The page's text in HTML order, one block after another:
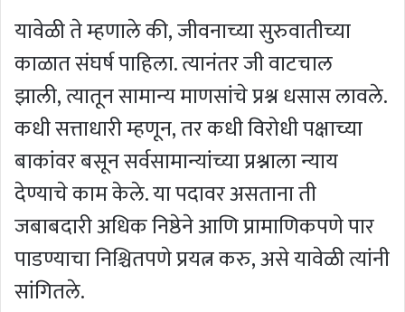
यावेळी ते म्हणाले की, जीवनाच्या सुरुवातीच्या
काळात संघर्ष पाहिला. त्यानंतर जी वाटचाल
झाली, त्यातून सामान्य माणसांचे प्रश्न धसास लावले.
कधी सत्ताधारी म्हणून, तर कधी विरोधी पक्षाच्या
बाकांवर बसून सर्वसामान्यांच्या प्रश्नाला न्याय
देण्याचे काम केले. या पदावर असताना ती
जबाबदारी अधिक निष्ठेने आणि प्रामाणिकपणे पार
पाडण्याचा निश्चितपणे प्रयत्न करु, असे यावेळी त्यांनी
सांगितले.